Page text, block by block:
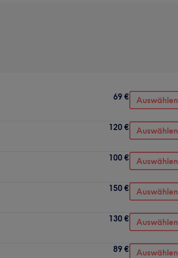
69 € Auswählen
120 € Auswählen
100 € Auswählen
150 € Auswählen
130 € Auswählen
89 € Auswählen